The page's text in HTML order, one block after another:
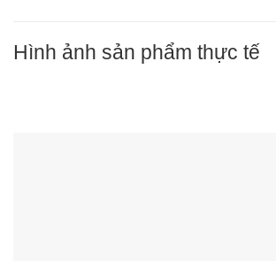
Hình ảnh sản phẩm thực tế